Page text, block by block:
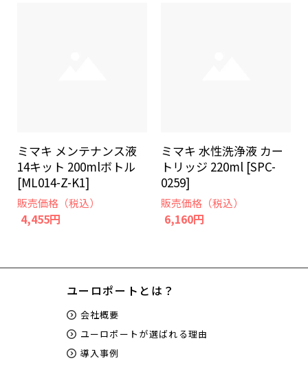
ミマキ メンテナンス液
14キット 200mlボトル
[ML014-Z-K1]
販売価格（税込）
4,455円
ミマキ 水性洗浄液 カー
トリッジ 220ml [SPC-
0259]
販売価格（税込）
6,160円
ユーロポートとは？
会社概要
ユーロポートが選ばれる理由
導入事例